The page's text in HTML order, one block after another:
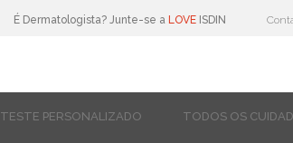
É Dermatologista? Junte-se a LOVE ISDIN
TESTE PERSONALIZADO TODOS OS